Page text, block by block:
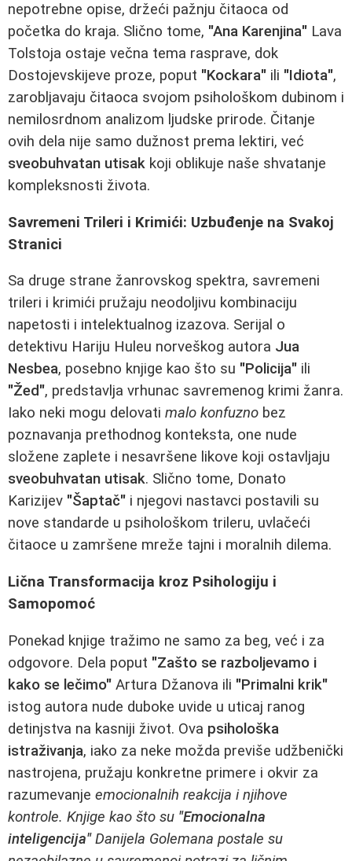
nepotrebne opise, držeći pažnju čitaoca od
početka do kraja. Slično tome, "Ana Karenjina" Lava
Tolstoja ostaje večna tema rasprave, dok
Dostojevskijeve proze, poput "Kockara" ili "Idiota",
zarobljavaju čitaoca svojom psihološkom dubinom i
nemilosrdnom analizom ljudske prirode. Čitanje
ovih dela nije samo dužnost prema lektiri, već
sveobuhvatan utisak koji oblikuje naše shvatanje
kompleksnosti života.
Savremeni Trileri i Krimići: Uzbuđenje na Svakoj
Stranici
Sa druge strane žanrovskog spektra, savremeni
trileri i krimići pružaju neodoljivu kombinaciju
napetosti i intelektualnog izazova. Serijal o
detektivu Hariju Huleu norveškog autora Jua
Nesbea, posebno knjige kao što su "Policija" ili
"Žed", predstavlja vrhunac savremenog krimi žanra.
Iako neki mogu delovati malo konfuzno bez
poznavanja prethodnog konteksta, one nude
složene zaplete i nesavršene likove koji ostavljaju
sveobuhvatan utisak. Slično tome, Donato
Karizijev "Šaptač" i njegovi nastavci postavili su
nove standarde u psihološkom trileru, uvlačeći
čitaoce u zamršene mreže tajni i moralnih dilema.
Lična Transformacija kroz Psihologiju i
Samopomoć
Ponekad knjige tražimo ne samo za beg, već i za
odgovore. Dela poput "Zašto se razboljevamo i
kako se lečimo" Artura Džanova ili "Primalni krik"
istog autora nude duboke uvide u uticaj ranog
detinjstva na kasniji život. Ova psihološka
istraživanja, iako za neke možda previše udžbenički
nastrojena, pružaju konkretne primere i okvir za
razumevanje emocionalnih reakcija i njihove
kontrole. Knjige kao što su "Emocionalna
inteligencija"Danijela Golemana postale su